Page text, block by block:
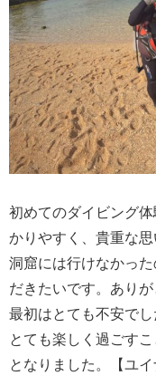
初めてのダイビング
かりやすく、貴重な
洞窟には行けなかっ
だきたいです。あり
最初はとても不安で
とても楽しく過ごす
となりました。【ユイ